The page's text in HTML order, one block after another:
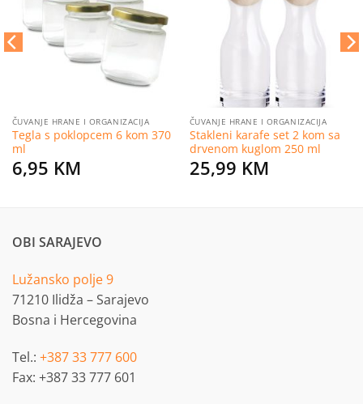
listu
želja
ČUVANJE HRANE I ORGANIZACIJA
Tegla s poklopcem 6 kom 370
ml
6,95 KM
ČUVANJE HRANE I ORGANIZACIJA
Stakleni karafe set 2 kom sa
drvenom kuglom 250 ml
25,99 KM
OBI SARAJEVO
Lužansko polje 9
71210 Ilidža – Sarajevo
Bosna i Hercegovina
Tel.: +387 33 777 600
Fax: +387 33 777 601